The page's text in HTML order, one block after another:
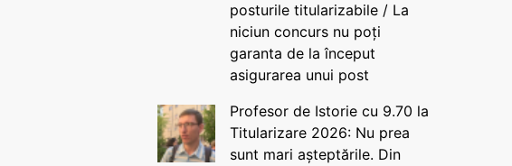
posturile titularizabile / La
niciun concurs nu poți
garanta de la început
asigurarea unui post
Profesor de Istorie cu 9.70 la
Titularizare 2026: Nu prea
sunt mari așteptările. Din